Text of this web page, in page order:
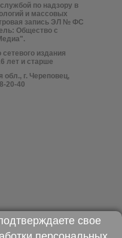
по надзору в
и массовых
запись ЭЛ № ФС
Общество с
издания
лет и старше
обл., г. Череповец,
20-40
свое